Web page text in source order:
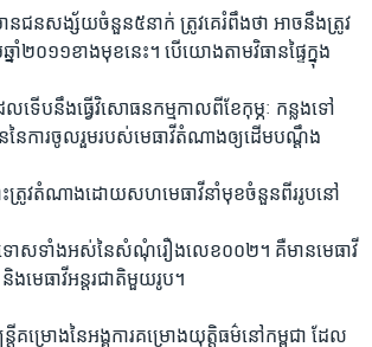
ជនសង្ស័យចំនួន៥នាក់ ត្រូវគេរំពឹងថា អាចនឹងត្រូវ
នាំ២០១១ខាងមុខនេះ។ បើយោងតាមវិធានផ្ទៃក្នុង
លទើបនឹងធ្វើវិសោធនកម្មកាលពីខែកុម្ភៈ កន្លងទៅ
នៃការចូលរួមរបស់មេធាវីតំណាងឲ្យដើមបណ្ដឹង
ះត្រូវតំណាងដោយសហមេធាវីនាំមុខចំនួនពីររូបនៅ
ោសទាំងអស់នៃសំណុំរឿងលេខ០០២។ គឺមានមេធាវី
ងមេធាវីអន្ដរជាតិមួយរូប។
គម្រោងនៃអង្គការគម្រោងយុត្តិធម៌នៅកម្ពុជា ដែល